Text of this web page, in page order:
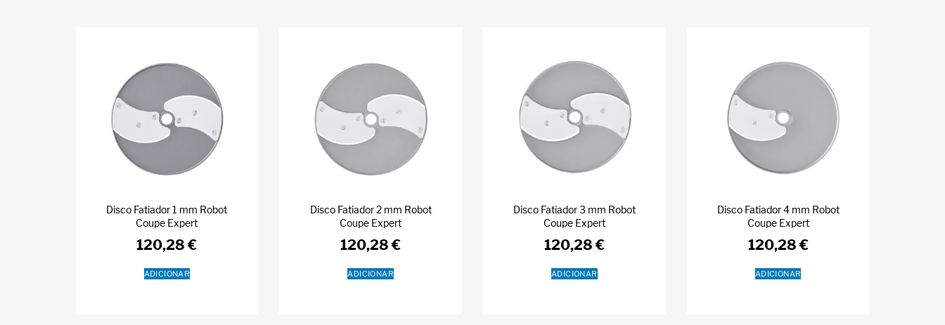
Disco Fatiador 1 mm Robot
Coupe Expert
120,28€
ADICIONAR
Disco Fatiador 2 mm Robot
Coupe Expert
120,28€
ADICIONAR
Disco Fatiador 3 mm Robot
Coupe Expert
120,28 €
ADICIONAR
Disco Fatiador 4 mm Robot
Coupe Expert
120,28 €
ADICIONAR